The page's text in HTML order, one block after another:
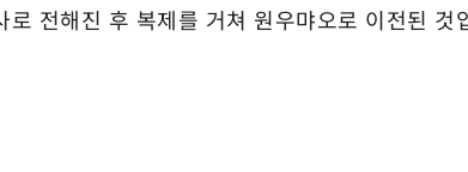
로 전해진 후 복제를 거쳐 원우먀오로 이전된